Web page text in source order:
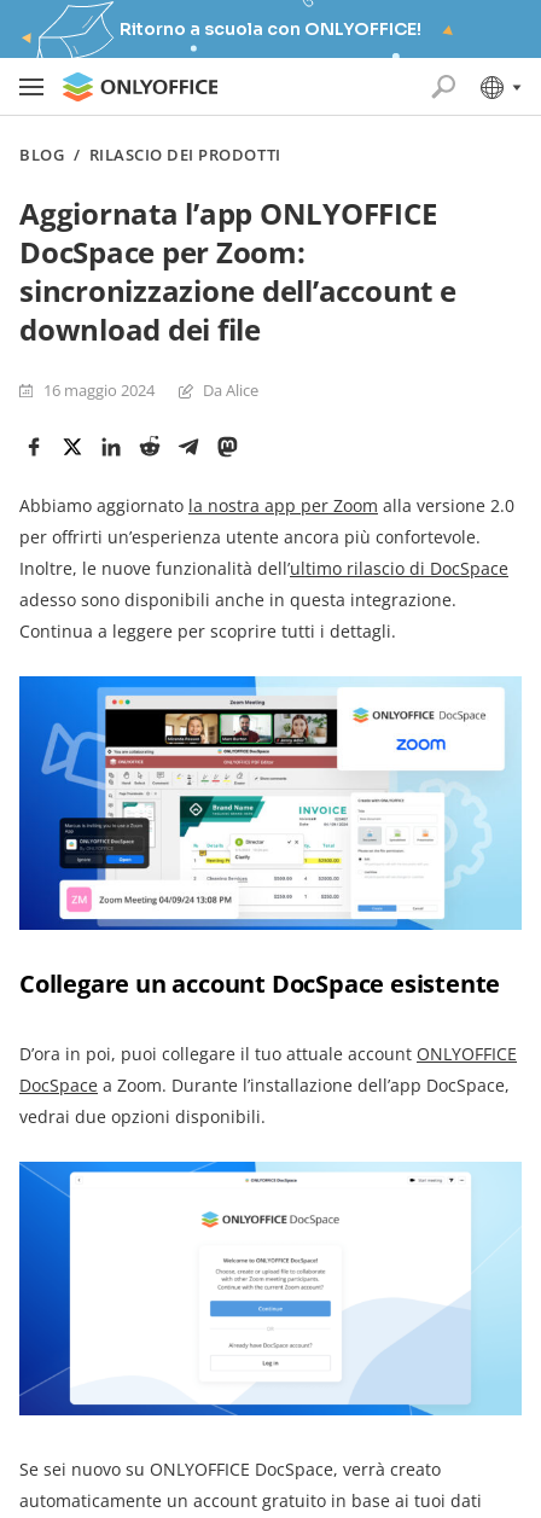
Ritorno a scuola con ONLYOFFICE!
BLOG / RILASCIO DEI PRODOTTI
Aggiornata l’app ONLYOFFICE
DocSpace per Zoom:
sincronizzazione dell’account e
download dei file
16 maggio 2024 Da Alice
Abbiamo aggiornato la nostra app per Zoom alla versione 2.0
per offrirti un’esperienza utente ancora più confortevole.
Inoltre, le nuove funzionalità dell’ultimo rilascio di DocSpace
adesso sono disponibili anche in questa integrazione.
Continua a leggere per scoprire tutti i dettagli.
Collegare un account DocSpace esistente
D’ora in poi, puoi collegare il tuo attuale account ONLYOFFICE
DocSpace a Zoom. Durante l’installazione dell’app DocSpace,
vedrai due opzioni disponibili.
Se sei nuovo su ONLYOFFICE DocSpace, verrà creato
automaticamente un account gratuito in base ai tuoi dati